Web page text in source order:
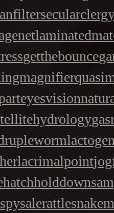
getthebounce
eyesvision
lacrimalpoint
hatchholddown
spysale